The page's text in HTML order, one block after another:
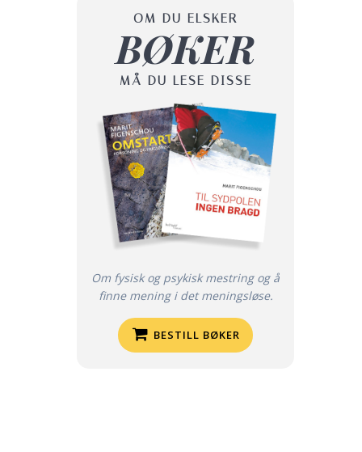
OM DU ELSKER
BØKER
MÅ DU LESE DISSE
Om fysisk og psykisk mestring og å
finne mening i det meningsløse.
BESTILL BØKER